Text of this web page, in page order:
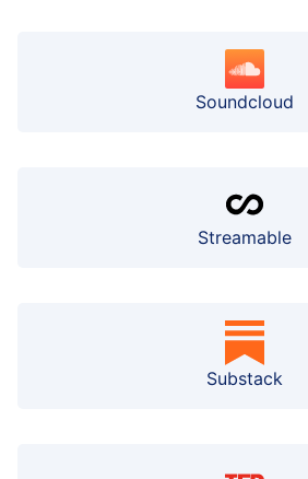
Soundcloud
Streamable
Substack